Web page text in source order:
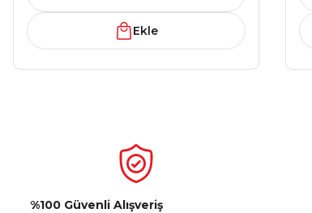
Ekle
%100 Güvenli Alışveriş